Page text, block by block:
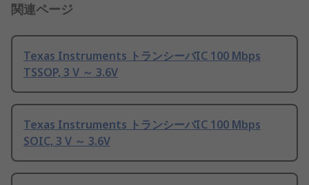
関連ページ
Texas Instruments トランシーバIC 100 Mbps
TSSOP, 3 V ～ 3.6V
Texas Instruments トランシーバIC 100 Mbps
SOIC, 3 V ～ 3.6V